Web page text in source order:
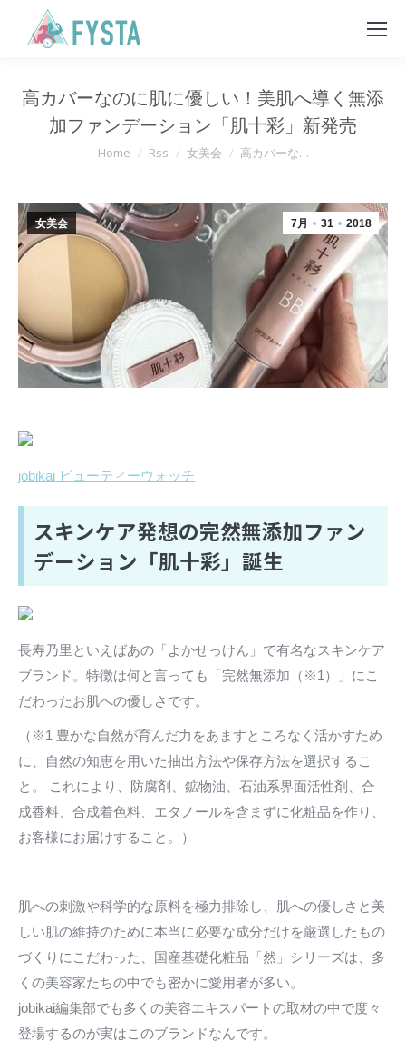
高カバーなのに肌に優しい！美肌へ導く無添
加ファンデーション「肌十彩」新発売
You are here:
Home Rss 女美会 高カバーな…
7月 31 2018
女美会
jobikai ビューティーウォッチ
スキンケア発想の完然無添加ファン
デーション「肌十彩」誕生
長寿乃里といえばあの「よかせっけん」で有名なスキンケア
ブランド。特徴は何と言っても「完然無添加（※1）」にこ
だわったお肌への優しさです。
（※1 豊かな自然が育んだ力をあますところなく活かすため
に、自然の知恵を用いた抽出方法や保存方法を選択するこ
と。 これにより、防腐剤、鉱物油、石油系界面活性剤、合
成香料、合成着色料、エタノールを含まずに化粧品を作り、
お客様にお届けすること。）
肌への刺激や科学的な原料を極力排除し、肌への優しさと美
しい肌の維持のために本当に必要な成分だけを厳選したもの
づくりにこだわった、国産基礎化粧品「然」シリーズは、多
くの美容家たちの中でも密かに愛用者が多い。
jobikai編集部でも多くの美容エキスパートの取材の中で度々
登場するのが実はこのブランドなんです。